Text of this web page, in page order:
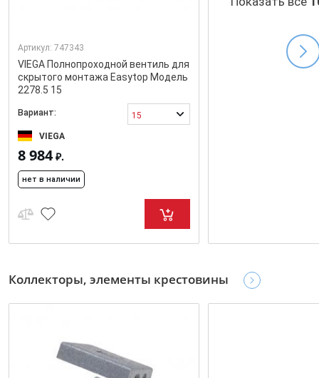
Артикул: 747343
VIEGA Полнопроходной вентиль для
скрытого монтажа Easytop Модель
2278.5 15
Вариант: 15
VIEGA
8 984₽.
нет в наличии
Коллекторы, элементы крестовины